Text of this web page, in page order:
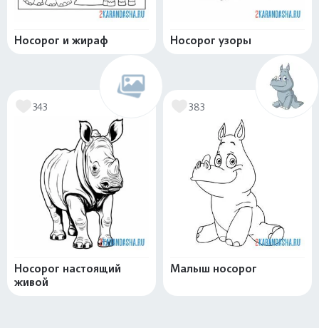
Носорог и жираф Носорог узоры
343
Носорог настоящий
живой
383
Малыш носорог